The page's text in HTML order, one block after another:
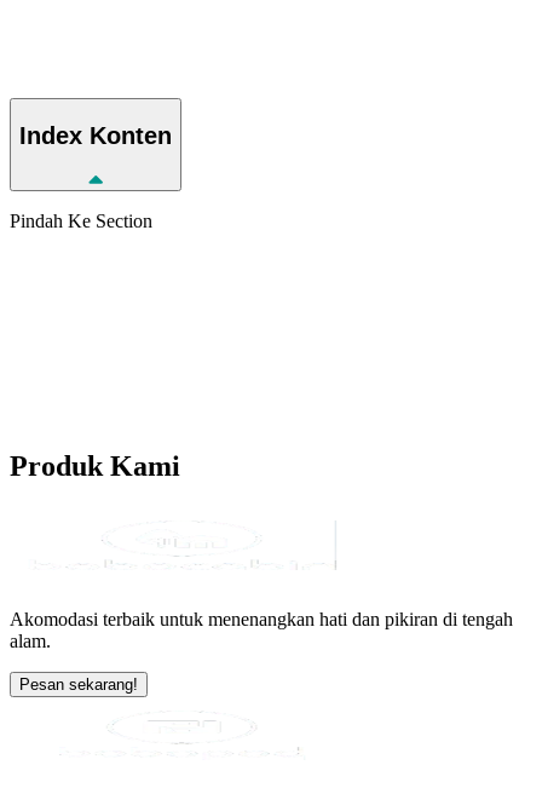
Index Konten
Pindah Ke Section
Produk Kami
Akomodasi terbaik untuk menenangkan hati dan pikiran di tengah
alam.
Pesan sekarang!